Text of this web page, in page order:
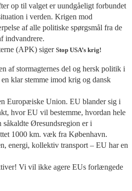
op til valget er uundgåeligt forbundet
i verden. Krigen mod
af alle politiske spørgsmål fra de
indvandrere.
(APK) siger Stop USA’s krig!
af stormagternes del og hersk politik i
klar stemme imod krig og dansk
Europæiske Union. EU blander sig i
hvor EU vil bestemme, hvordan hele
Øresundsregion er i
1000 km. væk fra København.
energi, kollektiv transport – EU har en
Vi vil ikke agere EUs forlængede